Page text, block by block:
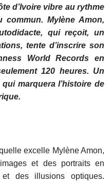
d’Ivoire vibre au rythme
commun. Mylène Amon,
qui reçoit, un
tente d’inscrire son
World Records en
120 heures. Un
marquera l’histoire de
excelle Mylène Amon,
et des portraits en
des illusions optiques.